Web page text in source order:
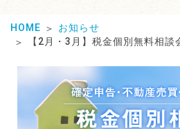
HOME
お知らせ
【2月・3月】税金個別無料相談